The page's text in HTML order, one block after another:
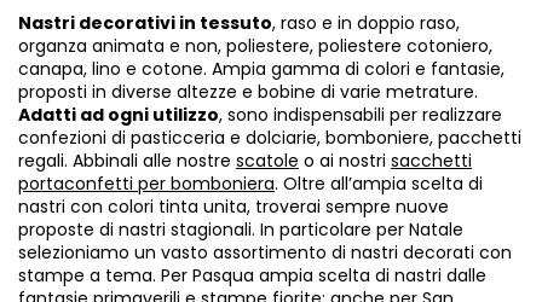
Nastri decorativi in tessuto, raso e in doppio raso,
organza animata e non, poliestere, poliestere cotoniero,
canapa, lino e cotone. Ampia gamma di colori e fantasie,
proposti in diverse altezze e bobine di varie metrature.
Adatti ad ogni utilizzo, sono indispensabili per realizzare
confezioni di pasticceria e dolciarie, bomboniere, pacchetti
regali. Abbinali alle nostre scatole o ai nostri sacchetti
portaconfetti per bomboniera. Oltre all’ampia scelta di
nastri con colori tinta unita, troverai sempre nuove
proposte di nastri stagionali. In particolare per Natale
selezioniamo un vasto assortimento di nastri decorati con
stampe a tema. Per Pasqua ampia scelta di nastri dalle